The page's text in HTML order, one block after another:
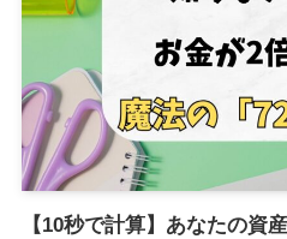
【10秒で計算】あなたの資